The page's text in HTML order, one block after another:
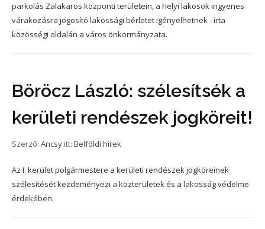
parkolás Zalakaros központi területein, a helyi lakosok ingyenes
várakozásra jogosító lakossági bérletet igényelhetnek - írta
közösségi oldalán a város önkormányzata.
Böröcz László: szélesítsék a
kerületi rendészek jogköreit!
Szerző: Ancsy itt: Belföldi hírek
Az I. kerület polgármestere a kerületi rendészek jogköreinek
szélesítését kezdeményezi a közterületek és a lakosság védelme
érdekében.